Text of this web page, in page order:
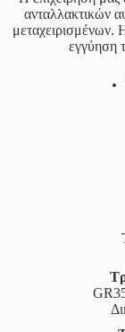
ανταλλακτικών
μεταχειρισμένων.
εγγύηση